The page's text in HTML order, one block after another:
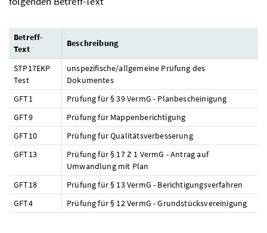
Betreff-
Text
Beschreibung
STP17EKP
Test
unspezifische/allgemeine Prüfung des
Dokumentes
GFT1
Prüfung für § 39 VermG - Planbescheinigung
GFT9
Prüfung für Mappenberichtigung
GFT10
Prüfung für Qualitätsverbesserung
GFT13
Prüfung für § 17 Z 1 VermG - Antrag auf
Umwandlung mit Plan
GFT18
Prüfung für § 13 VermG - Berichtigungsverfahren
GFT4
Prüfung für § 12 VermG - Grundstücksvereinigung